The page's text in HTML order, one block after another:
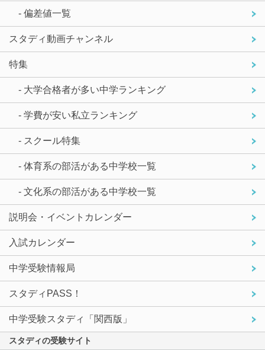
- 偏差値一覧
スタディ動画チャンネル
特集
- 大学合格者が多い中学ランキング
- 学費が安い私立ランキング
- スクール特集
- 体育系の部活がある中学校一覧
- 文化系の部活がある中学校一覧
説明会・イベントカレンダー
入試カレンダー
中学受験情報局
スタディPASS！
中学受験スタディ「関西版」
スタディの受験サイト